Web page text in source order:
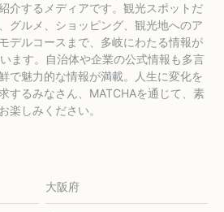
介するメディアです。観光スポットだ
グルメ、ショッピング、観光地へのア
デルコースまで、多岐にわたる情報が
ます。自治体や企業の公式情報も多言
で魅力的な情報が満載。人生に変化を
するみなさん、MATCHAを通じて、素
楽しみください。
大阪府